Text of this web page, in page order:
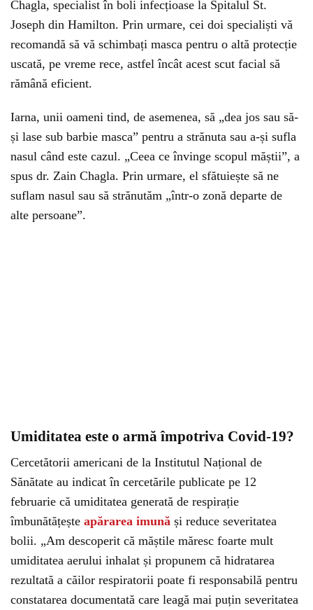
Chagla, specialist în boli infecțioase la Spitalul St.
Joseph din Hamilton. Prin urmare, cei doi specialiști vă
recomandă să vă schimbați masca pentru o altă protecție
uscată, pe vreme rece, astfel încât acest scut facial să
rămână eficient.
Iarna, unii oameni tind, de asemenea, să „dea jos sau să-
și lase sub barbie masca” pentru a strănuta sau a-și sufla
nasul când este cazul. „Ceea ce învinge scopul măștii”, a
spus dr. Zain Chagla. Prin urmare, el sfătuiește să ne
suflam nasul sau să strănutăm „într-o zonă departe de
alte persoane”.
Umiditatea este o armă împotriva Covid-19?
Cercetătorii americani de la Institutul Național de
Sănătate au indicat în cercetările publicate pe 12
februarie că umiditatea generată de respirație
îmbunătățește apărarea imună și reduce severitatea
bolii. „Am descoperit că măștile măresc foarte mult
umiditatea aerului inhalat și propunem că hidratarea
rezultată a căilor respiratorii poate fi responsabilă pentru
constatarea documentată care leagă mai puțin severitatea